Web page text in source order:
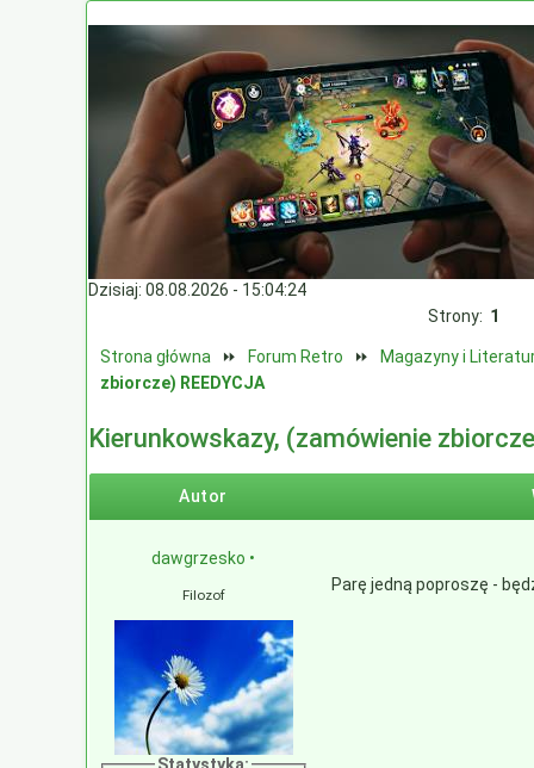
Dzisiaj: 08.08.2026 - 15:04:24
Strony: 1
Strona główna ⏩ Forum Retro ⏩
Magazyny i
zbiorcze) REEDYCJA
Kierunkowskazy, (zamówienie
Autor
dawgrzesko •
Filozof
Parę jedną poproszę -